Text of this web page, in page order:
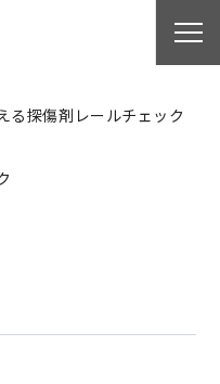
る探傷剤レールチェック